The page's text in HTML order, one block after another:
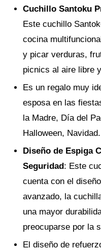
Cuchillo Santoku
Este cuchillo
cocina
y picar verduras,
picnics al aire libre
Es un regalo muy
esposa en las
la Madre, Día del
Halloween, Navidad.
Diseño de Espiga
Seguridad: Este
cuenta con el
avanzado, la
una mayor
preocuparse por la
El diseño de